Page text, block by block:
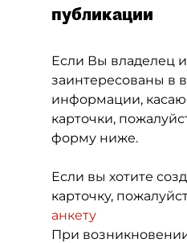
публикации
Если Вы владелец и
заинтересованы в
информации,
карточки,
форму ниже.
Если вы хотите
карточку,
анкету
При